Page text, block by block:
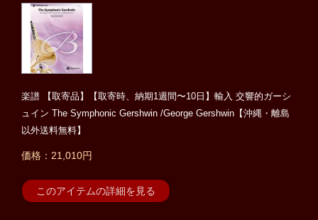
楽譜 【取寄品】【取寄時、納期1週間〜10日】輸入 交響的ガーシ
ュイン The Symphonic Gershwin /George Gershwin【沖縄・離島
以外送料無料】
価格：21,010円
このアイテムの詳細を見る